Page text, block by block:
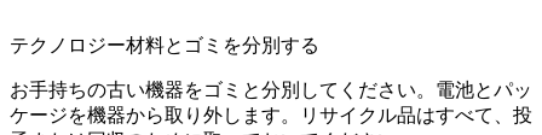
テクノロジー材料とゴミを分別する
お手持ちの古い機器をゴミと分別してください。電池とパッ
ケージを機器から取り外します。リサイクル品はすべて、投